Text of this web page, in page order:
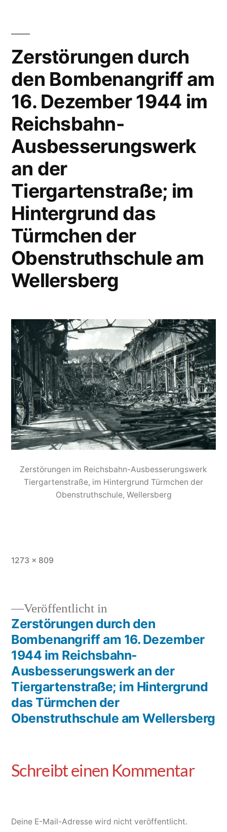
Zerstörungen durch
den Bombenangriff am
16. Dezember 1944 im
Reichsbahn-
Ausbesserungswerk
an der
Tiergartenstraße; im
Hintergrund das
Türmchen der
Obenstruthschule am
Wellersberg
Zerstörungen im Reichsbahn-Ausbesserungswerk
Tiergartenstraße, im Hintergrund Türmchen der
Obenstruthschule, Wellersberg
1273 × 809
Veröffentlicht in
Zerstörungen durch den
Bombenangriff am 16. Dezember
1944 im Reichsbahn-
Ausbesserungswerk an der
Tiergartenstraße; im Hintergrund
das Türmchen der
Obenstruthschule am Wellersberg
Deine E-Mail-Adresse wird nicht veröffentlicht.